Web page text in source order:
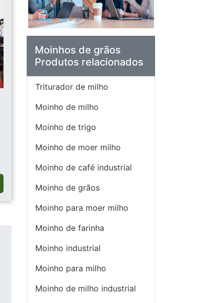
Moinhos de grãos
Produtos relacionados
Triturador de milho
Moinho de milho
Moinho de trigo
Moinho de moer milho
Moinho de café industrial
Moinho de grãos
Moinho para moer milho
Moinho de farinha
Moinho industrial
Moinho para milho
Moinho de milho industrial